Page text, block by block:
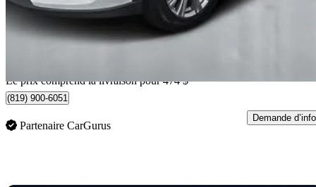
24 972 $
Le prix comprend la livraison pour 474 $
(819) 900-6051
Partenaire CarGurus
Demande d’info